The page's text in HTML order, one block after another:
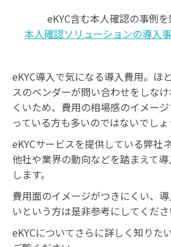
eKYC含む本人確認の事例
本人確認ソリューションの導入
eKYC導入で気になる導入費用。ほ
スのベンダーが問い合わせをしな
くいため、費用の相場感のイメー
っている方も多いのではないでしょ
eKYCサービスを提供している弊社
他社や業界の動向などを踏まえて
します。
費用面のイメージがつきにくい、
いという方は是非参考にしてくださ
eKYCについてさらに詳しく知りた